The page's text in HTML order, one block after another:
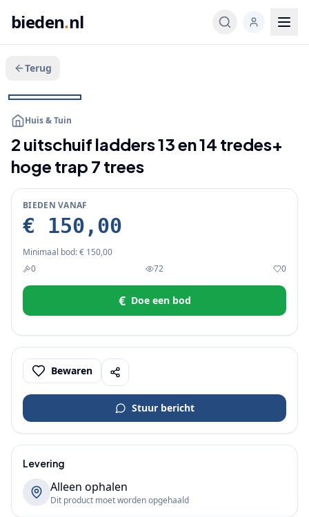
bieden.nl
Terug
Veeg voor meer
Huis & Tuin
2 uitschuif ladders 13 en 14 tredes+
hoge trap 7 trees
BIEDEN VANAF
€ 150,00
Minimaal bod:€ 150,00
0
72 0
€ Doe een bod
Bewaren
Stuur bericht
Levering
Alleen ophalen
Dit product moet worden opgehaald